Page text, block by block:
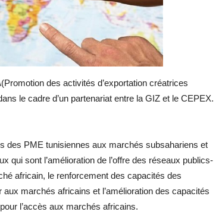
des activités d’exportation créatrices
le cadre d’un partenariat entre la GIZ et le CEPEX.
des PME tunisiennes aux marchés subsahariens et
qui sont l’amélioration de l’offre des réseaux publics-
africain, le renforcement des capacités des
marchés africains et l’amélioration des capacités
l’accès aux marchés africains.